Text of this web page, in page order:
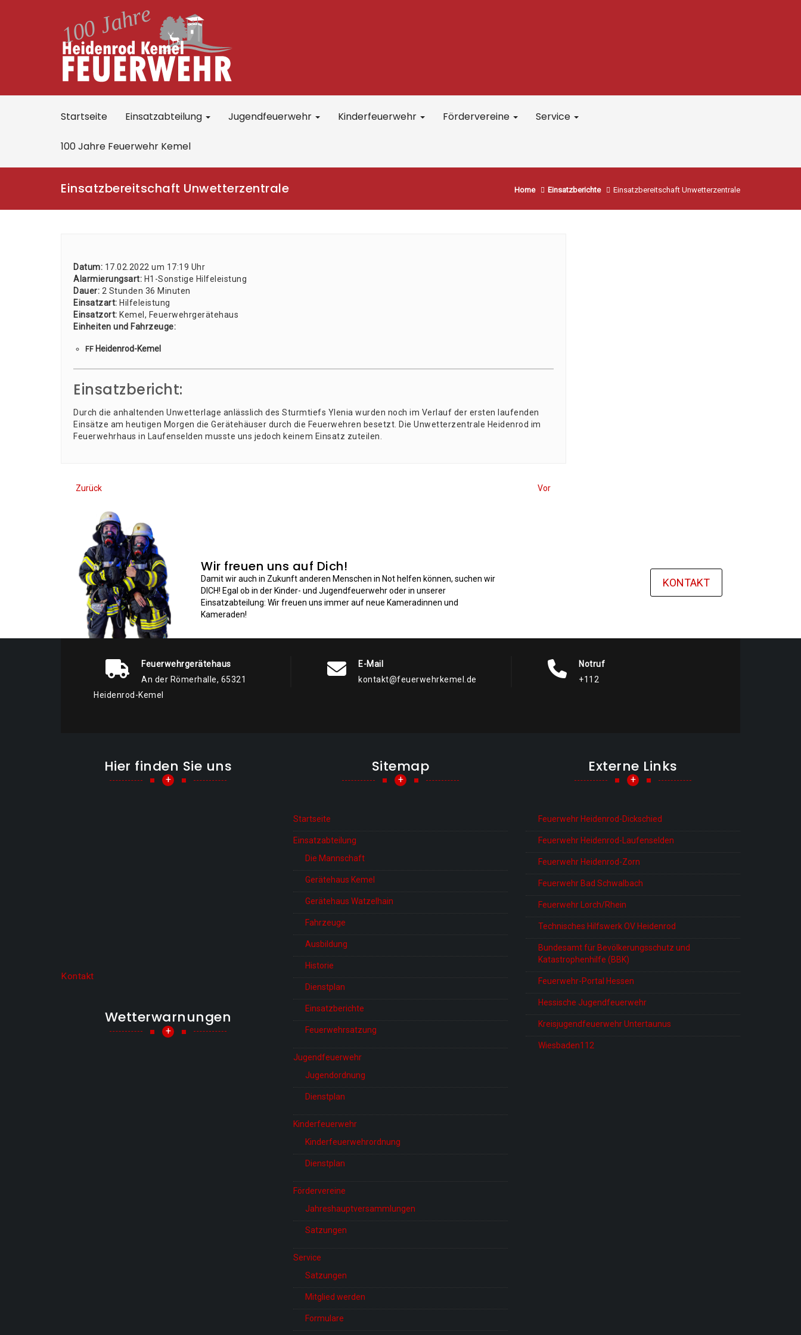
Startseite Einsatzabteilung Jugendfeuerwehr Kinderfeuerwehr Fördervereine Service
100 Jahre Feuerwehr Kemel
Einsatzbereitschaft Unwetterzentrale Home Einsatzberichte Einsatzbereitschaft Unwetterzentrale
Datum: 17.02.2022 um 17:19 Uhr
Alar­mie­rungs­art: H1-Sons­ti­ge Hil­fe­leis­tung
Dau­er: 2 Stun­den 36 Minu­ten
Ein­satz­art: Hil­fe­leis­tung
Ein­satz­ort: Kemel, Feu­er­wehr­ge­rä­te­haus
Ein­hei­ten und Fahr­zeu­ge:
FF Hei­den­rod-Kemel
Einsatzbericht:
Durch die anhal­ten­den Unwet­ter­la­ge anläss­lich des Sturm­tiefs Yle­nia wur­den noch im Ver­lauf der ers­ten lau­fen­den
Ein­sät­ze am heu­ti­gen Mor­gen die Gerä­te­häu­ser durch die Feu­er­weh­ren besetzt. Die Unwet­ter­zen­tra­le Hei­den­rod im
Feu­er­wehr­haus in Lau­fen­sel­den muss­te uns jedoch kei­nem Ein­satz zuteilen.
Zurück Vor
Wir freuen uns auf Dich!
Damit wir auch in Zukunft anderen Menschen in Not helfen können, suchen wir
DICH! Egal ob in der Kinder- und Jugendfeuerwehr oder in unserer
Einsatzabteilung: Wir freuen uns immer auf neue Kameradinnen und
Kameraden!
KONTAKT
Feuerwehrgerätehaus
An der Römerhalle, 65321
Heidenrod-Kemel
E-Mail
kontakt@feuerwehrkemel.de
Notruf
+112
Hier finden Sie uns
+
Kontakt
Wetterwarnungen
+
Sitemap
+
Startseite
Einsatzabteilung
Die Mannschaft
Gerätehaus Kemel
Gerätehaus Watzelhain
Fahrzeuge
Ausbildung
Historie
Dienstplan
Einsatzberichte
Feuerwehrsatzung
Jugendfeuerwehr
Jugendordnung
Dienstplan
Kinderfeuerwehr
Kinderfeuerwehrordnung
Dienstplan
Fördervereine
Jahreshauptversammlungen
Satzungen
Service
Satzungen
Mitglied werden
Formulare
Externe Links
+
Feuerwehr Heidenrod-Dickschied
Feuerwehr Heidenrod-Laufenselden
Feuerwehr Heidenrod-Zorn
Feuerwehr Bad Schwalbach
Feuerwehr Lorch/Rhein
Technisches Hilfswerk OV Heidenrod
Bundesamt für Bevölkerungsschutz und
Katastrophenhilfe (BBK)
Feuerwehr-Portal Hessen
Hessische Jugendfeuerwehr
Kreisjugendfeuerwehr Untertaunus
Wiesbaden112